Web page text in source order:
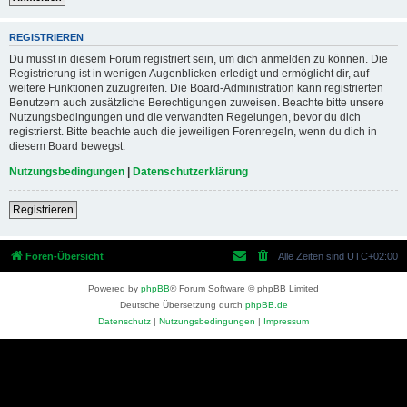
REGISTRIEREN
Du musst in diesem Forum registriert sein, um dich anmelden zu können. Die
Registrierung ist in wenigen Augenblicken erledigt und ermöglicht dir, auf
weitere Funktionen zuzugreifen. Die Board-Administration kann registrierten
Benutzern auch zusätzliche Berechtigungen zuweisen. Beachte bitte unsere
Nutzungsbedingungen und die verwandten Regelungen, bevor du dich
registrierst. Bitte beachte auch die jeweiligen Forenregeln, wenn du dich in
diesem Board bewegst.
Nutzungsbedingungen | Datenschutzerklärung
Registrieren
Foren-Übersicht Alle Zeiten sind UTC+02:00
Powered by phpBB® Forum Software © phpBB Limited
Deutsche Übersetzung durch phpBB.de
Datenschutz | Nutzungsbedingungen | Impressum